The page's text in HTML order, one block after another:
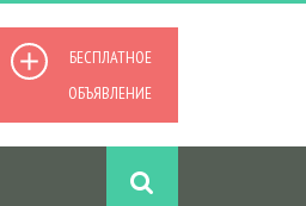
БЕСПЛАТНОЕ
ОБЪЯВЛЕНИЕ